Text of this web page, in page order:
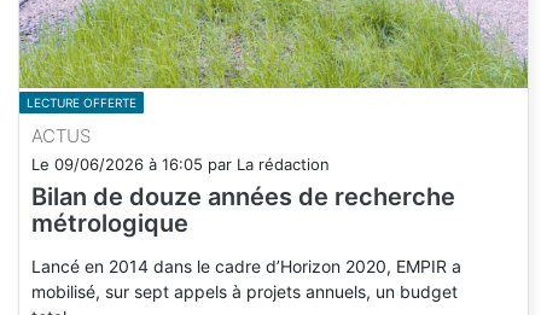
LECTURE OFFERTE
ACTUS
Le 09/06/2026 à 16:05 par La rédaction
Bilan de douze années de recherche
métrologique
Lancé en 2014 dans le cadre d’Horizon 2020, EMPIR a
mobilisé, sur sept appels à projets annuels, un budget